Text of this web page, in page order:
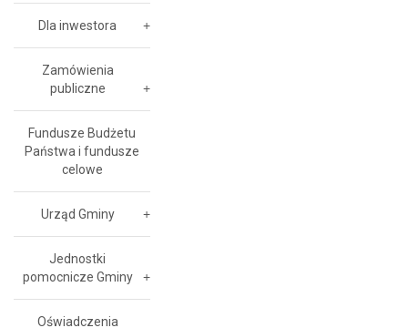
Dla inwestora
Zamówienia
publiczne
Fundusze Budżetu
Państwa i fundusze
celowe
Urząd Gminy
Jednostki
pomocnicze Gminy
Oświadczenia